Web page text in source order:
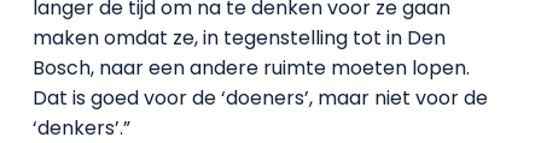
langer de tijd om na te denken voor ze gaan
maken omdat ze, in tegenstelling tot in Den
Bosch, naar een andere ruimte moeten lopen.
Dat is goed voor de ‘doeners’, maar niet voor de
‘denkers’.”